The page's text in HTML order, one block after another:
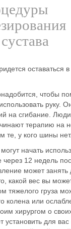
оставаться
чтобы
руку.
на сгибание.
терапию на
те, у кого шины нет.
начать
через 12 недель
может занять
какой вес вы
тяжелого груза
колена или
хирургом о
установить для